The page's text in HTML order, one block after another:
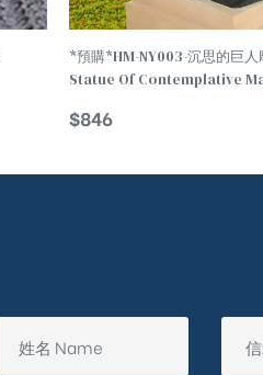
*預購*HM-NY003-沉思的巨
Statue Of Contemplative
$846